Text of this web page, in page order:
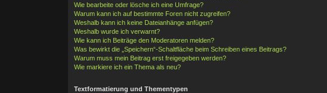
Wie bearbeite oder lösche ich eine Umfrage?
Warum kann ich auf bestimmte Foren nicht zugreifen?
Weshalb kann ich keine Dateianhänge anfügen?
Weshalb wurde ich verwarnt?
Wie kann ich Beiträge den Moderatoren melden?
Was bewirkt die „Speichern“-Schaltfläche beim Schreiben eines Beitrags?
Warum muss mein Beitrag erst freigegeben werden?
Wie markiere ich ein Thema als neu?
Textformatierung und Thementypen